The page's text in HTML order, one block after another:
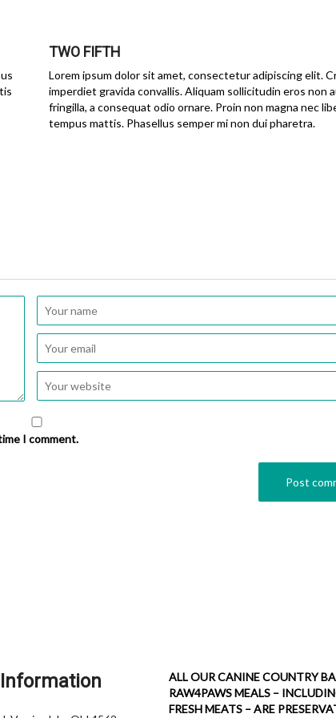
TWO FIFTH
Lorem ipsum dolor sit amet, consectetur adipiscing elit.
imperdiet gravida convallis. Aliquam sollicitudin eros non
fringilla, a consequat odio ornare. Proin non magna nec
tempus mattis. Phasellus semper mi non dui pharetra.
I comment.
ALL OUR CANINE COUNTRY
RAW4PAWS MEALS –
FRESH MEATS – ARE